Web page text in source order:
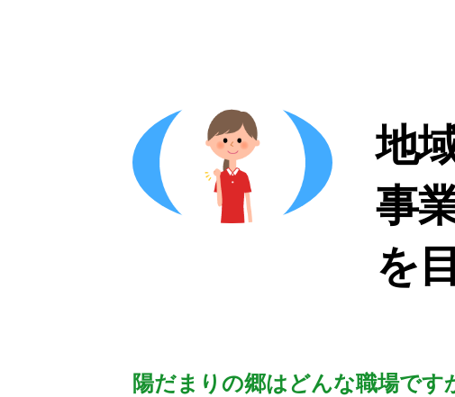
地
事
を
陽だまりの郷はどんな職場です